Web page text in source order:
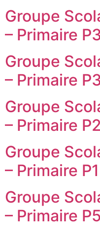
Groupe
– Primaire
Groupe
– Primaire
Groupe
– Primaire
Groupe
– Primaire
Groupe
– Primaire